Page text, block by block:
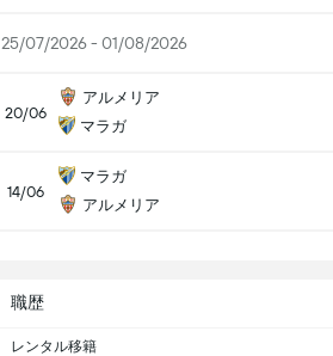
25/07/2026 - 01/08/2026
20/06
アルメリア
マラガ
14/06
マラガ
アルメリア
職歴
レンタル移籍